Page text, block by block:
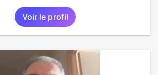
Voir le profil